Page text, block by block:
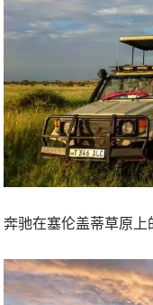
奔驰在塞伦盖蒂草原上